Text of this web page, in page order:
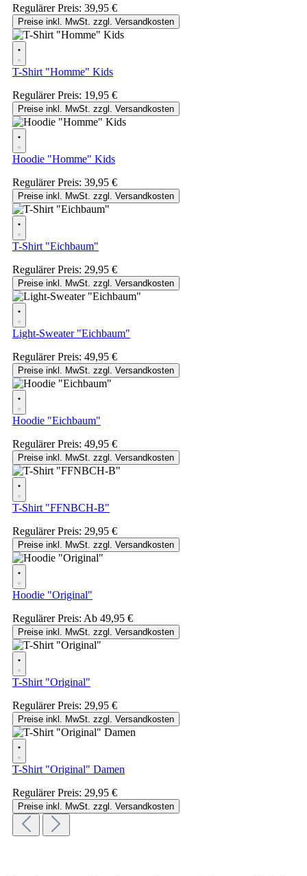
Regulärer Preis: 39,95 €
Preise inkl. MwSt. zzgl. Versandkosten
T-Shirt "Homme" Kids
Regulärer Preis: 19,95 €
Preise inkl. MwSt. zzgl. Versandkosten
Hoodie "Homme" Kids
Regulärer Preis: 39,95 €
Preise inkl. MwSt. zzgl. Versandkosten
T-Shirt "Eichbaum"
Regulärer Preis: 29,95 €
Preise inkl. MwSt. zzgl. Versandkosten
Light-Sweater "Eichbaum"
Regulärer Preis: 49,95 €
Preise inkl. MwSt. zzgl. Versandkosten
Hoodie "Eichbaum"
Regulärer Preis: 49,95 €
Preise inkl. MwSt. zzgl. Versandkosten
T-Shirt "FFNBCH-B"
Regulärer Preis: 29,95 €
Preise inkl. MwSt. zzgl. Versandkosten
Hoodie "Original"
Regulärer Preis: Ab 49,95 €
Preise inkl. MwSt. zzgl. Versandkosten
T-Shirt "Original"
Regulärer Preis: 29,95 €
Preise inkl. MwSt. zzgl. Versandkosten
T-Shirt "Original" Damen
Regulärer Preis: 29,95 €
Preise inkl. MwSt. zzgl. Versandkosten